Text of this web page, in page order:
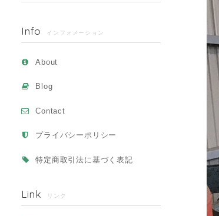
Info インフォメーション
About
Blog
Contact
プライバシーポリシー
特定商取引法に基づく表記
Link リンク